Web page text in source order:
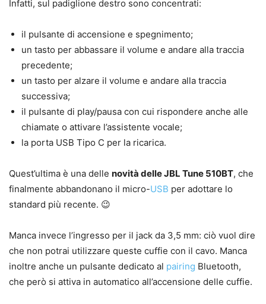
Infatti, sul padiglione destro sono concentrati:
il pulsante di accensione e spegnimento;
un tasto per abbassare il volume e andare alla traccia
precedente;
un tasto per alzare il volume e andare alla traccia
successiva;
il pulsante di play/pausa con cui rispondere anche alle
chiamate o attivare l’assistente vocale;
la porta USB Tipo C per la ricarica.
Quest’ultima è una delle novità delle JBL Tune 510BT, che
finalmente abbandonano il micro-USB per adottare lo
standard più recente. 😉
Manca invece l’ingresso per il jack da 3,5 mm: ciò vuol dire
che non potrai utilizzare queste cuffie con il cavo. Manca
inoltre anche un pulsante dedicato al pairing Bluetooth,
che però si attiva in automatico all’accensione delle cuffie.